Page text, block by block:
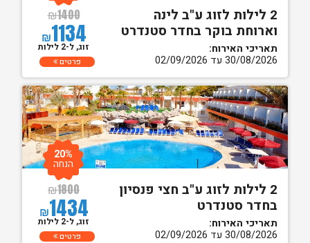
2 לילות לזוג ע"ב לינה
וארוחת בוקר בחדר סטנדרט
תאריכי האירוח:
30/08/2026 עד 02/09/2026
₪1400
₪1134
זוג, ל-2 לילות
פרטים
2 לילות לזוג ע"ב חצי פנסיון
בחדר סטנדרט
תאריכי האירוח:
30/08/2026 עד 02/09/2026
₪1800
₪1434
20%
הנחה
זוג, ל-2 לילות
פרטים